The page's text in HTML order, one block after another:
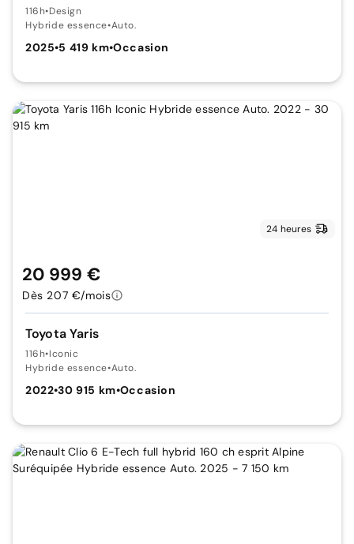
116h•Design
Hybride essence•Auto.
2025•5 419 km•Occasion
24 heures
Toyota Yaris
116h•Iconic
Hybride essence•Auto.
2022•30 915 km•Occasion
20 999 €
Dès 207 €/mois